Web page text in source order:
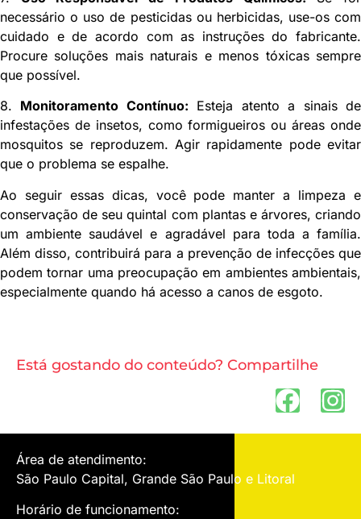
necessário o uso de pesticidas ou herbicidas, use-os com
cuidado e de acordo com as instruções do fabricante.
Procure soluções mais naturais e menos tóxicas sempre
que possível.
8. Monitoramento Contínuo: Esteja atento a sinais de
infestações de insetos, como formigueiros ou áreas onde
mosquitos se reproduzem. Agir rapidamente pode evitar
que o problema se espalhe.
Ao seguir essas dicas, você pode manter a limpeza e
conservação de seu quintal com plantas e árvores, criando
um ambiente saudável e agradável para toda a família.
Além disso, contribuirá para a prevenção de infecções que
podem tornar uma preocupação em ambientes ambientais,
especialmente quando há acesso a canos de esgoto.
Está gostando do conteúdo? Compartilhe
Área de atendimento:
São Paulo Capital, Grande São Paulo e Litoral
Horário de funcionamento: